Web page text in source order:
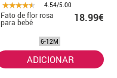
4.54/5.00
Fato de flor rosa
para bebê 18.99€
6-12M
ADICIONAR